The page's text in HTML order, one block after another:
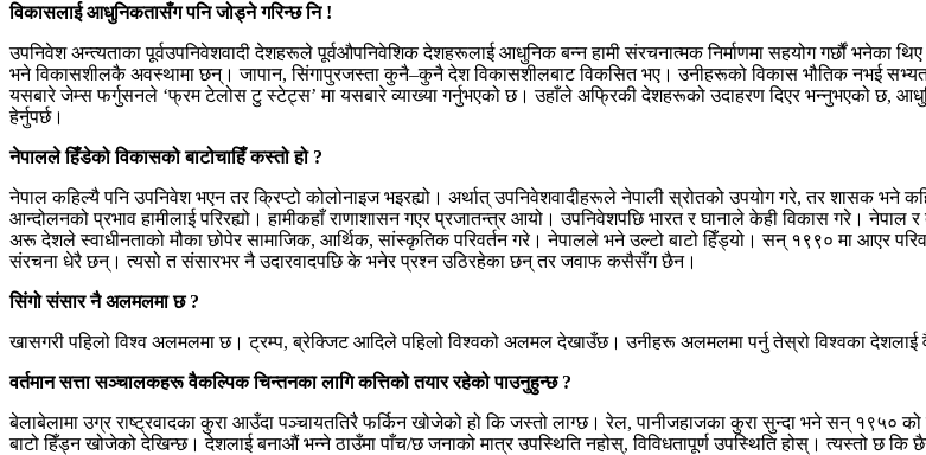
विकासलाई आधुनिकतासँग पनि जोड्ने गरिन्छ नि !
उपनिवेश अन्त्यताका पूर्वउपनिवेशवादी देशहरूले पूर्वऔपनिवेशिक देशहरूलाई आधुनिक बन्न हामी संरचनात्मक निर्माणमा सहयोग गर्छौं
भने विकासशीलकै अवस्थामा छन्। जापान, सिंगापुरजस्ता कुनै–कुनै देश विकासशीलबाट विकसित भए। उनीहरूको विकास भौतिक नभई
यसबारे जेम्स फर्गुसनले ‘फ्रम टेलोस टु स्टेट्स’ मा यसबारे व्याख्या गर्नुभएको छ। उहाँले अफ्रिकी देशहरूको उदाहरण दिएर भन्नुभएको छ,
हेर्नुपर्छ।
नेपालले हिँडेको विकासको बाटोचाहिँ कस्तो हो ?
नेपाल कहिल्यै पनि उपनिवेश भएन तर क्रिप्टो कोलोनाइज भइरह्यो। अर्थात् उपनिवेशवादीहरूले नेपाली स्रोतको उपयोग गरे, तर शासक भने
आन्दोलनको प्रभाव हामीलाई परिरह्यो। हामीकहाँ राणाशासन गएर प्रजातन्त्र आयो। उपनिवेशपछि भारत र घानाले केही विकास गरे।
अरू देशले स्वाधीनताको मौका छोपेर सामाजिक, आर्थिक, सांस्कृतिक परिवर्तन गरे। नेपालले भने उल्टो बाटो हिँड्यो। सन् १९९० मा आएर
संरचना धेरै छन्। त्यसो त संसारभर नै उदारवादपछि के भनेर प्रश्न उठिरहेका छन् तर जवाफ कसैसँग छैन।
सिंगो संसार नै अलमलमा छ ?
खासगरी पहिलो विश्व अलमलमा छ। ट्रम्प, ब्रेक्जिट आदिले पहिलो विश्वको अलमल देखाउँछ। उनीहरू अलमलमा पर्नु तेस्रो विश्वका देशलाई
वर्तमान सत्ता सञ्चालकहरू वैकल्पिक चिन्तनका लागि कत्तिको तयार रहेको पाउनुहुन्छ ?
बेलाबेलामा उग्र राष्ट्रवादका कुरा आउँदा पञ्चायततिरै फर्किन खोजेको हो कि जस्तो लाग्छ। रेल, पानीजहाजका कुरा सुन्दा भने सन् १९५०
बाटो हिँड्न खोजेको देखिन्छ। देशलाई बनाऔं भन्ने ठाउँमा पाँच/छ जनाको मात्र उपस्थिति नहोस्, विविधतापूर्ण उपस्थिति होस्। त्यस्तो छ कि